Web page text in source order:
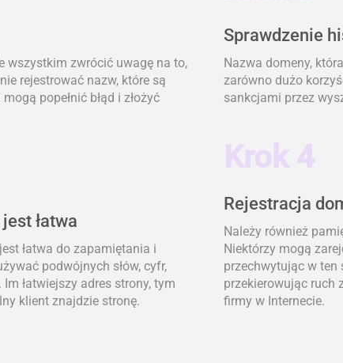
wszystkim zwrócić uwagę na to,
rejestrować nazw, które są
popełnić błąd i złożyć
łatwa
łatwa do zapamiętania i
podwójnych słów, cyfr,
łatwiejszy adres strony, tym
klient znajdzie stronę.
Sprawdzenie
Nazwa domeny,
zarówno dużo
sankcjami przez
Krok 4
Rejestracja
Należy również
Niektórzy mogą
przechwytując w ten
przekierowując ruch
firmy w Internecie.